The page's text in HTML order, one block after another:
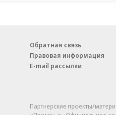
Обратная связь
Правовая информация
E-mail рассылки
Партнерские проекты/